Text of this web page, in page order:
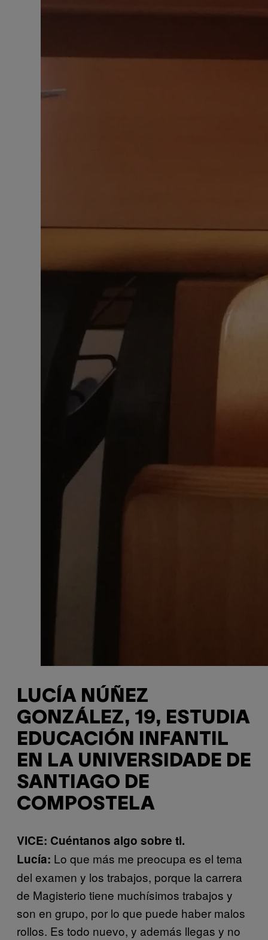
LUCÍA NÚÑEZ
GONZÁLEZ, 19, ESTUDIA
EDUCACIÓN INFANTIL
EN LA UNIVERSIDADE DE
SANTIAGO DE
COMPOSTELA
VICE: Cuéntanos algo sobre ti.
Lucía: Lo que más me preocupa es el tema
del examen y los trabajos, porque la carrera
de Magisterio tiene muchísimos trabajos y
son en grupo, por lo que puede haber malos
rollos. Es todo nuevo, y además llegas y no